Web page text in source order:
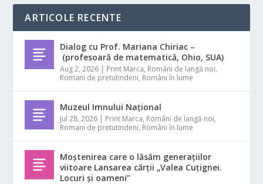
ARTICOLE RECENTE
Dialog cu Prof. Mariana Chiriac –
(profesoară de matematică, Ohio, SUA)
Aug 2, 2026 | Print Marca, Români de langă noi,
Romani de pretutindeni, Români în lume
Muzeul Imnului Național
Jul 28, 2026 | Print Marca, Români de langă noi,
Romani de pretutindeni, Români în lume
Moștenirea care o lăsăm generațiilor
viitoare Lansarea cărții „Valea Cuțignei.
Locuri și oameni”